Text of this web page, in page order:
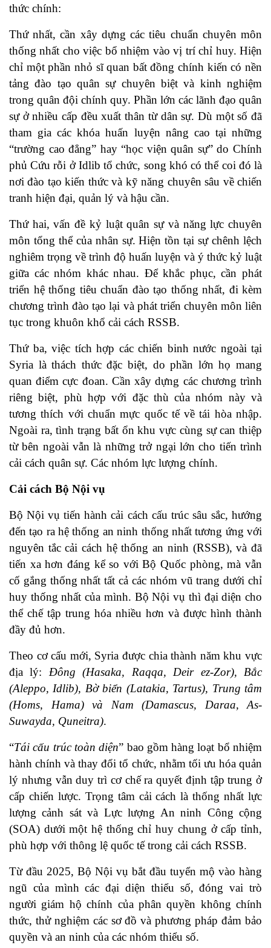
thức chính:
Thứ nhất, cần xây dựng các tiêu chuẩn chuyên môn
thống nhất cho việc bổ nhiệm vào vị trí chỉ huy. Hiện
chỉ một phần nhỏ sĩ quan bất đồng chính kiến có nền
tảng đào tạo quân sự chuyên biệt và kinh nghiệm
trong quân đội chính quy. Phần lớn các lãnh đạo quân
sự ở nhiều cấp đều xuất thân từ dân sự. Dù một số đã
tham gia các khóa huấn luyện nâng cao tại những
“trường cao đẳng” hay “học viện quân sự” do Chính
phủ Cứu rỗi ở Idlib tổ chức, song khó có thể coi đó là
nơi đào tạo kiến thức và kỹ năng chuyên sâu về chiến
tranh hiện đại, quản lý và hậu cần.
Thứ hai, vấn đề kỷ luật quân sự và năng lực chuyên
môn tổng thể của nhân sự. Hiện tồn tại sự chênh lệch
nghiêm trọng về trình độ huấn luyện và ý thức kỷ luật
giữa các nhóm khác nhau. Để khắc phục, cần phát
triển hệ thống tiêu chuẩn đào tạo thống nhất, đi kèm
chương trình đào tạo lại và phát triển chuyên môn liên
tục trong khuôn khổ cải cách RSSB.
Thứ ba, việc tích hợp các chiến binh nước ngoài tại
Syria là thách thức đặc biệt, do phần lớn họ mang
quan điểm cực đoan. Cần xây dựng các chương trình
riêng biệt, phù hợp với đặc thù của nhóm này và
tương thích với chuẩn mực quốc tế về tái hòa nhập.
Ngoài ra, tình trạng bất ổn khu vực cùng sự can thiệp
từ bên ngoài vẫn là những trở ngại lớn cho tiến trình
cải cách quân sự. Các nhóm lực lượng chính.
Cải cách Bộ Nội vụ
Bộ Nội vụ tiến hành cải cách cấu trúc sâu sắc, hướng
đến tạo ra hệ thống an ninh thống nhất tương ứng với
nguyên tắc cải cách hệ thống an ninh (RSSB), và đã
tiến xa hơn đáng kể so với Bộ Quốc phòng, mà vẫn
cố gắng thống nhất tất cả các nhóm vũ trang dưới chỉ
huy thống nhất của mình. Bộ Nội vụ thì đại diện cho
thể chế tập trung hóa nhiều hơn và được hình thành
đầy đủ hơn.
Theo cơ cấu mới, Syria được chia thành năm khu vực
địa lý: Đông (Hasaka, Raqqa, Deir ez-Zor), Bắc
(Aleppo, Idlib), Bờ biển (Latakia, Tartus), Trung tâm
(Homs, Hama) và Nam (Damascus, Daraa, As-
Suwayda, Quneitra).
“Tái cấu trúc toàn diện” bao gồm hàng loạt bổ nhiệm
hành chính và thay đổi tổ chức, nhằm tối ưu hóa quản
lý nhưng vẫn duy trì cơ chế ra quyết định tập trung ở
cấp chiến lược. Trọng tâm cải cách là thống nhất lực
lượng cảnh sát và Lực lượng An ninh Công cộng
(SOA) dưới một hệ thống chỉ huy chung ở cấp tỉnh,
phù hợp với thông lệ quốc tế trong cải cách RSSB.
Từ đầu 2025, Bộ Nội vụ bắt đầu tuyển mộ vào hàng
ngũ của mình các đại diện thiểu số, đóng vai trò
người giám hộ chính của phân quyền không chính
thức, thử nghiệm các sơ đồ và phương pháp đảm bảo
quyền và an ninh của các nhóm thiểu số.